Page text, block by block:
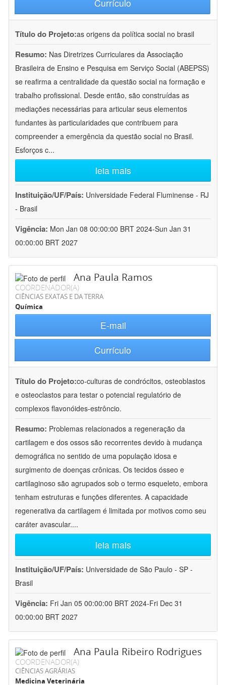
Currículo
Título do Projeto:as origens da política social no brasil
Resumo: Nas Diretrizes Curriculares da Associação
Brasileira de Ensino e Pesquisa em Serviço Social (ABEPSS)
se reafirma a centralidade da questão social na formação e
trabalho profissional. Desde então, são construídas as
mediações necessárias para articular seus elementos
fundantes às particularidades que contribuem para
compreender a emergência da questão social no Brasil.
Esforços c...
leia mais
Instituição/UF/País: Universidade Federal Fluminense - RJ
- Brasil
Vigência: Mon Jan 08 00:00:00 BRT 2024-Sun Jan 31
00:00:00 BRT 2027
Ana Paula Ramos
COORDENADOR(A)
CIÊNCIAS EXATAS E DA TERRA
Química
E-mail
Currículo
Título do Projeto:co-culturas de condrócitos, osteoblastos
e osteoclastos para testar o potencial regulatório de
complexos flavonóides-estrôncio.
Resumo: Problemas relacionados a regeneração da
cartilagem e dos ossos são recorrentes devido à mudança
demográfica no sentido de uma população idosa e
surgimento de doenças crônicas. Os tecidos ósseo e
cartilaginoso são agrupados sob o termo esqueleto, embora
tenham estruturas e funções diferentes. A capacidade
regenerativa da cartilagem é limitada por motivos como seu
caráter avascular....
leia mais
Instituição/UF/País: Universidade de São Paulo - SP -
Brasil
Vigência: Fri Jan 05 00:00:00 BRT 2024-Fri Dec 31
00:00:00 BRT 2027
Ana Paula Ribeiro Rodrigues
COORDENADOR(A)
CIÊNCIAS AGRÁRIAS
Medicina Veterinária